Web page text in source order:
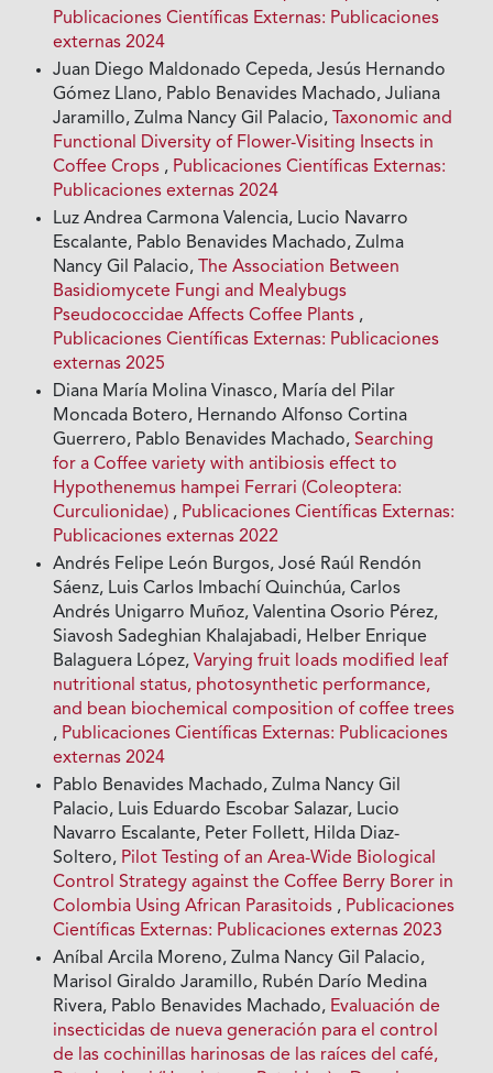
Publicaciones Científicas Externas: Publicaciones
externas 2024
Juan Diego Maldonado Cepeda, Jesús Hernando
Gómez Llano, Pablo Benavides Machado, Juliana
Jaramillo, Zulma Nancy Gil Palacio,
Taxonomic and
Functional Diversity of Flower-Visiting Insects in
Coffee Crops , Publicaciones Científicas Externas:
Publicaciones externas 2024
Luz Andrea Carmona Valencia, Lucio Navarro
Escalante, Pablo Benavides Machado, Zulma
Nancy Gil Palacio,
The Association Between
Basidiomycete Fungi and Mealybugs
Pseudococcidae Affects Coffee Plants ,
Publicaciones Científicas Externas: Publicaciones
externas 2025
Diana María Molina Vinasco, María del Pilar
Moncada Botero, Hernando Alfonso Cortina
Guerrero, Pablo Benavides Machado,Searching
for a Coffee variety with antibiosis effect to
Hypothenemus hampei Ferrari (Coleoptera:
Curculionidae) , Publicaciones Científicas Externas:
Publicaciones externas 2022
Andrés Felipe León Burgos, José Raúl Rendón
Sáenz, Luis Carlos Imbachí Quinchúa, Carlos
Andrés Unigarro Muñoz, Valentina Osorio Pérez,
Siavosh Sadeghian Khalajabadi, Helber Enrique
Balaguera López,Varying fruit loads modified leaf
nutritional status, photosynthetic performance,
and bean biochemical composition of coffee trees
, Publicaciones Científicas Externas: Publicaciones
externas 2024
Pablo Benavides Machado, Zulma Nancy Gil
Palacio, Luis Eduardo Escobar Salazar, Lucio
Navarro Escalante, Peter Follett, Hilda Diaz-
Soltero, Pilot Testing of an Area-Wide Biological
Control Strategy against the Coffee Berry Borer in
Colombia Using African Parasitoids , Publicaciones
Científicas Externas: Publicaciones externas 2023
Aníbal Arcila Moreno, Zulma Nancy Gil Palacio,
Marisol Giraldo Jaramillo, Rubén Darío Medina
Rivera, Pablo Benavides Machado, Evaluación de
insecticidas de nueva generación para el control
de las cochinillas harinosas de las raíces del café,